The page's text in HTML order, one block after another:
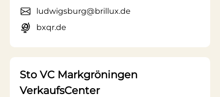
ludwigsburg@brillux.de
bxqr.de
Sto VC Markgröningen
VerkaufsCenter